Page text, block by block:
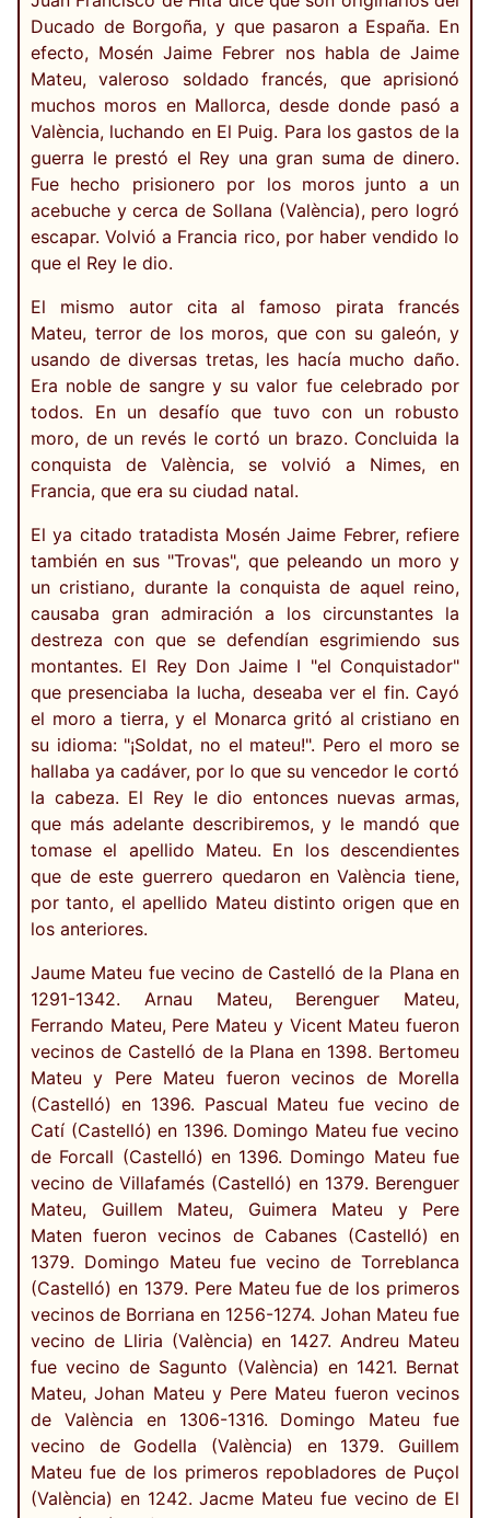
Ducado de Borgoña, y que pasaron a España. En
efecto, Mosén Jaime Febrer nos habla de Jaime
Mateu, valeroso soldado francés, que aprisionó
muchos moros en Mallorca, desde donde pasó a
València, luchando en El Puig. Para los gastos de la
guerra le prestó el Rey una gran suma de dinero.
Fue hecho prisionero por los moros junto a un
acebuche y cerca de Sollana (València), pero logró
escapar. Volvió a Francia rico, por haber vendido lo
que el Rey le dio.
El mismo autor cita al famoso pirata francés
Mateu, terror de los moros, que con su galeón, y
usando de diversas tretas, les hacía mucho daño.
Era noble de sangre y su valor fue celebrado por
todos. En un desafío que tuvo con un robusto
moro, de un revés le cortó un brazo. Concluida la
conquista de València, se volvió a Nimes, en
Francia, que era su ciudad natal.
El ya citado tratadista Mosén Jaime Febrer, refiere
también en sus "Trovas", que peleando un moro y
un cristiano, durante la conquista de aquel reino,
causaba gran admiración a los circunstantes la
destreza con que se defendían esgrimiendo sus
montantes. El Rey Don Jaime I "el Conquistador"
que presenciaba la lucha, deseaba ver el fin. Cayó
el moro a tierra, y el Monarca gritó al cristiano en
su idioma: "¡Soldat, no el mateu!". Pero el moro se
hallaba ya cadáver, por lo que su vencedor le cortó
la cabeza. El Rey le dio entonces nuevas armas,
que más adelante describiremos, y le mandó que
tomase el apellido Mateu. En los descendientes
que de este guerrero quedaron en València tiene,
por tanto, el apellido Mateu distinto origen que en
los anteriores.
Jaume Mateu fue vecino de Castelló de la Plana en
1291-1342. Arnau Mateu, Berenguer Mateu,
Ferrando Mateu, Pere Mateu y Vicent Mateu fueron
vecinos de Castelló de la Plana en 1398. Bertomeu
Mateu y Pere Mateu fueron vecinos de Morella
(Castelló) en 1396. Pascual Mateu fue vecino de
Catí (Castelló) en 1396. Domingo Mateu fue vecino
de Forcall (Castelló) en 1396. Domingo Mateu fue
vecino de Villafamés (Castelló) en 1379. Berenguer
Mateu, Guillem Mateu, Guimera Mateu y Pere
Maten fueron vecinos de Cabanes (Castelló) en
1379. Domingo Mateu fue vecino de Torreblanca
(Castelló) en 1379. Pere Mateu fue de los primeros
vecinos de Borriana en 1256-1274. Johan Mateu fue
vecino de Lliria (València) en 1427. Andreu Mateu
fue vecino de Sagunto (València) en 1421. Bernat
Mateu, Johan Mateu y Pere Mateu fueron vecinos
de València en 1306-1316. Domingo Mateu fue
vecino de Godella (València) en 1379. Guillem
Mateu fue de los primeros repobladores de Puçol
(València) en 1242. Jacme Mateu fue vecino de El